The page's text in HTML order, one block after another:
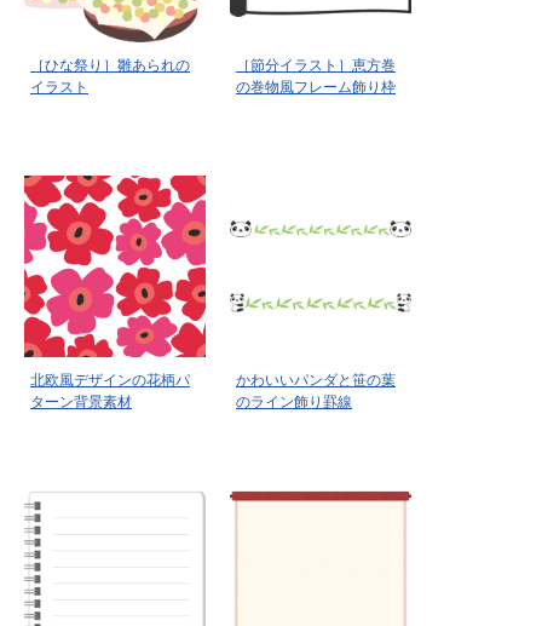
［ひな祭り］雛あられの
イラスト
［節分イラスト］恵方巻
の巻物風フレーム飾り枠
北欧風デザインの花柄パ
ターン背景素材
かわいいパンダと笹の葉
のライン飾り罫線